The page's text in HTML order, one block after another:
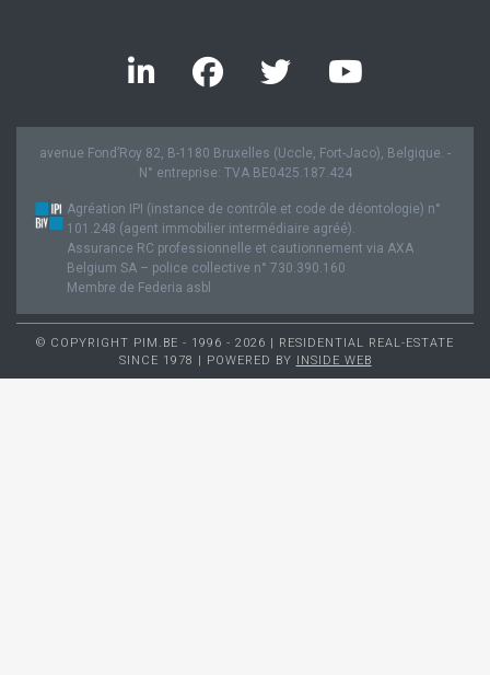
avenue Fond’Roy 82, B-1180 Bruxelles (Uccle, Fort-Jaco), Belgique. -
N° entreprise: TVA BE0425.187.424
Agréation IPI (instance de contrôle et code de déontologie) n°
101.248 (agent immobilier intermédiaire agréé).
Assurance RC professionnelle et cautionnement via AXA
Belgium SA – police collective n° 730.390.160
Membre de Federia asbl
© COPYRIGHT PIM.BE - 1996 - 2026 | RESIDENTIAL REAL-ESTATE
SINCE 1978 | POWERED BY INSIDE WEB